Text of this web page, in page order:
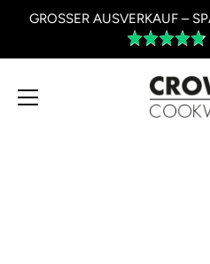
GROSSER AUSVERKAUF –
rating
4.8
out
of